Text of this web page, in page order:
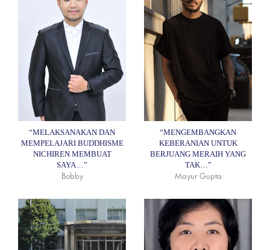
“MELAKSANAKAN DAN
MEMPELAJARI BUDDHISME
NICHIREN MEMBUAT
SAYA…”
Bobby
“MENGEMBANGKAN
KEBERANIAN UNTUK
BERJUANG MERAIH YANG
TAK…”
Mayur Gupta